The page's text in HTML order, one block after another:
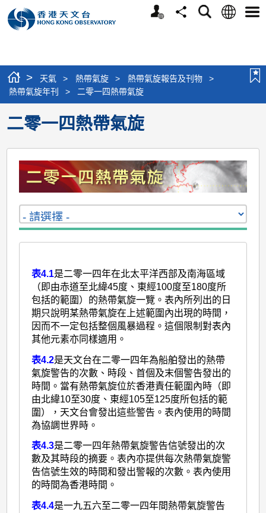
個
分
搜
語
選
> 天氣 > 熱帶氣旋 > 熱帶氣旋報告及刊物
>
熱帶氣旋年刊
> 二零一四熱帶氣旋
二零一四熱帶氣旋
表4.1是二零一四年在北太平洋西部及南海區域
（即由赤道至北緯45度、東經100度至180度所
包括的範圍）的熱帶氣旋一覽。表內所列出的日
期只說明某熱帶氣旋在上述範圍內出現的時間，
因而不一定包括整個風暴過程。這個限制對表內
其他元素亦同樣適用。
表4.2是天文台在二零一四年為船舶發出的熱帶
氣旋警告的次數、時段、首個及末個警告發出的
時間。當有熱帶氣旋位於香港責任範圍內時（即
由北緯10至30度、東經105至125度所包括的範
圍），天文台會發出這些警告。表內使用的時間
為協調世界時。
表4.3是二零一四年熱帶氣旋警告信號發出的次
數及其時段的摘要。表內亦提供每次熱帶氣旋警
告信號生效的時間和發出警報的次數。表內使用
的時間為香港時間。
表4.4是一九五六至二零一四年間熱帶氣旋警告